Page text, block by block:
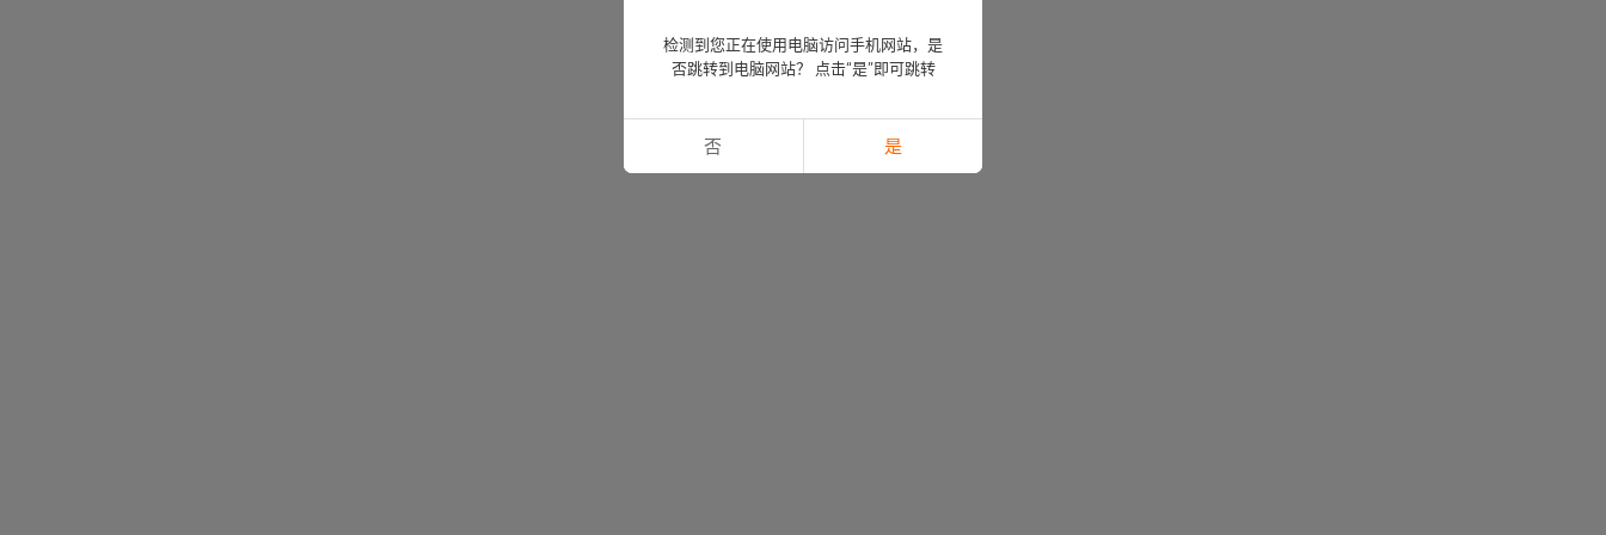
检测到您正在使用电脑访问手机网站，是
否跳转到电脑网站？ 点击“是”即可跳转
否 是